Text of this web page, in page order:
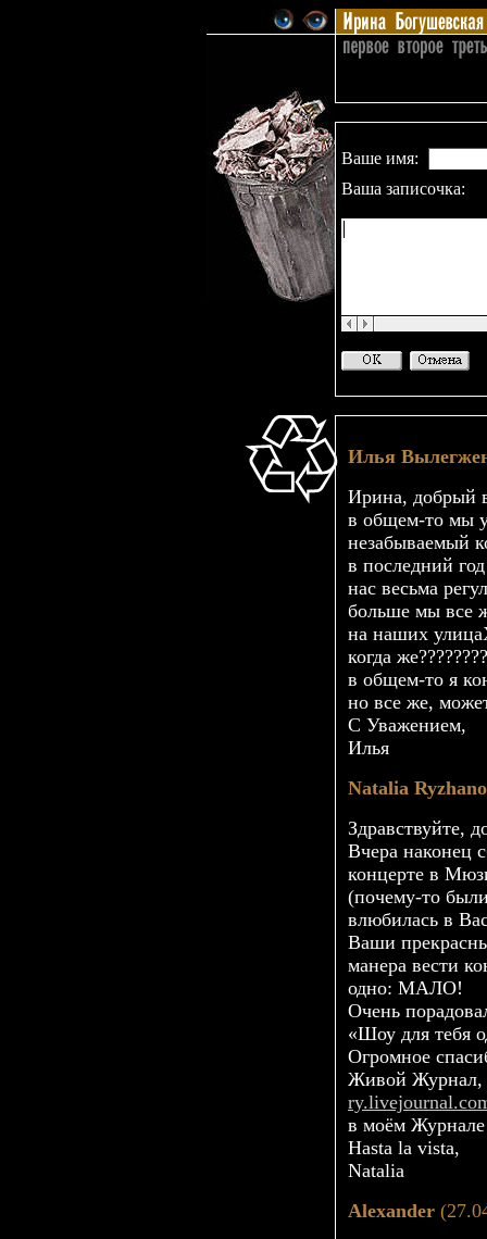
Ваше имя:
Ваша записочка:
Илья
Ирина, добрый
в общем-то мы
незабываемый
в последний
нас весьма
больше мы все
на наших
когда
в общем-то я
но все же,
С Уважением,
Илья
Natalia
Здравствуйте,
Вчера наконец
концерте в
(почему-то
влюбилась в
Ваши
манера вести
одно: МАЛО!
Очень
«Шоу для тебя
Огромное
Живой Журнал,
в моём Журнале
Hasta la vista,
Natalia
Alexander